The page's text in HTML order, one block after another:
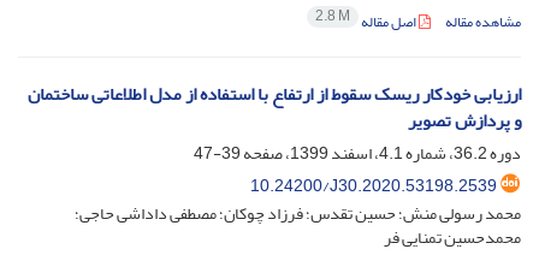
مشاهده مقاله اصل مقاله 2.8 M
ارزیابی خودکار ریسک سقوط از ارتفاع با استفاده از مدل اطلاعاتی ساختمان
و پردازش تصویر
دوره 36.2، شماره 4.1، اسفند 1399، صفحه
39-47
10.24200/J30.2020.53198.2539
محمد رسولی منش؛ حسین تقدس؛ فرزاد چوکان؛ مصطفی داداشی حاجی؛
محمدحسین تمنایی فر